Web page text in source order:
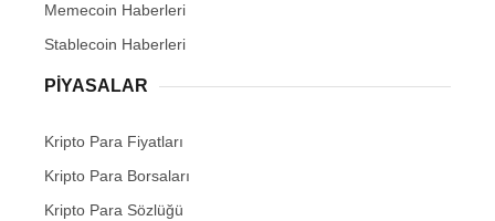
Memecoin Haberleri
Stablecoin Haberleri
PIYASALAR
Kripto Para Fiyatları
Kripto Para Borsaları
Kripto Para Sözlüğü